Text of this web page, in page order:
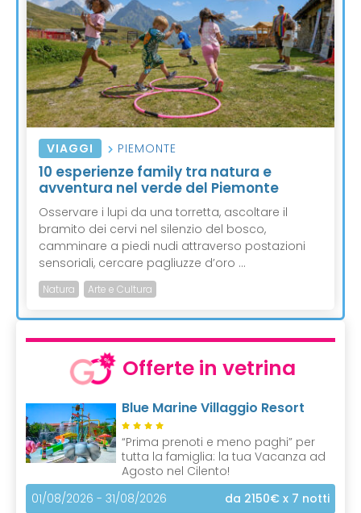
VIAGGI PIEMONTE
10 esperienze family tra natura e
avventura nel verde del Piemonte
Osservare i lupi da una torretta, ascoltare il
bramito dei cervi nel silenzio del bosco,
camminare a piedi nudi attraverso postazioni
sensoriali, cercare pagliuzze d’oro ...
Natura Arte e Cultura
Offerte in vetrina
Blue Marine Villaggio Resort
“Prima prenoti e meno paghi” per
tutta la famiglia: la tua Vacanza ad
Agosto nel Cilento!
01/08/2026 - 31/08/2026
da 2150€ x 7 notti